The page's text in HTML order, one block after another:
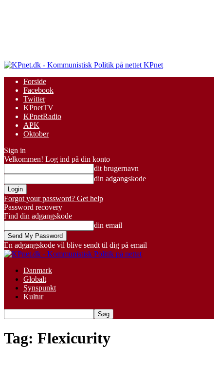
KPnet
Forside
Facebook
Twitter
KPnetTV
KPnetRadio
APK
Oktober
Sign in
Velkommen! Log ind på din konto
dit brugernavn
din adgangskode
Forgot your password? Get help
Password recovery
Find din adgangskode
din email
En adgangskode vil blive sendt til dig på email
Danmark
Globalt
Synspunkt
Kultur
Tag: Flexicurity